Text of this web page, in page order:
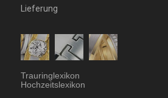
Lieferung
Trauringlexikon
Hochzeitslexikon